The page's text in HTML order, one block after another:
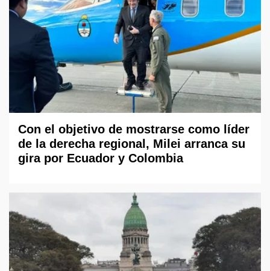
Con el objetivo de mostrarse como líder
de la derecha regional, Milei arranca su
gira por Ecuador y Colombia